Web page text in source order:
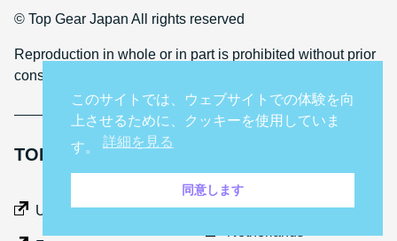
© Top Gear Japan All rights reserved
Reproduction in whole or in part is prohibited without prior
consent
TOP GEAR INTERNATIONAL SITES
UK
Middle East
このサイトでは、ウェブサイトでの体験を向
上させるために、クッキーを使用していま
す。 詳細を見る
同意します